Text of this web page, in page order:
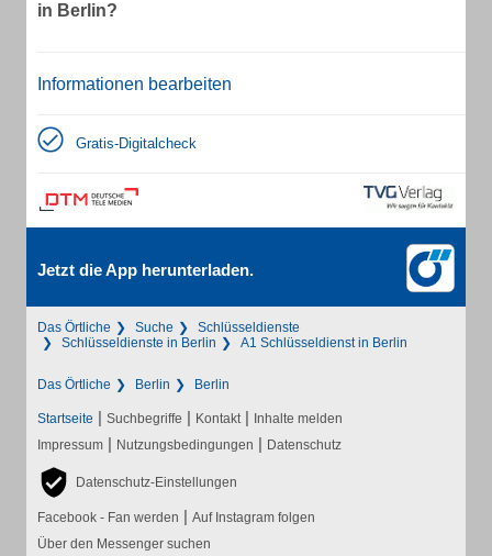
in Berlin?
Informationen bearbeiten
Gratis-Digitalcheck
Jetzt die App herunterladen.
Das Örtliche Suche
Schlüsseldienste
Schlüsseldienste in Berlin
A1 Schlüsseldienst in Berlin
Das Örtliche Berlin Berlin
Startseite | Suchbegriffe | Kontakt | Inhalte melden
Impressum | Nutzungsbedingungen | Datenschutz
Datenschutz-Einstellungen
Facebook - Fan werden | Auf Instagram folgen
Über den Messenger suchen